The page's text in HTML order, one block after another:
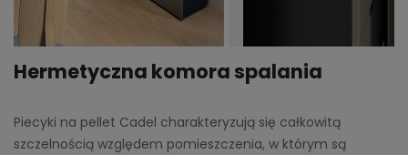
Hermetyczna komora spalania
Piecyki na pellet Cadel charakteryzują się całkowitą
szczelnością względem pomieszczenia, w którym są